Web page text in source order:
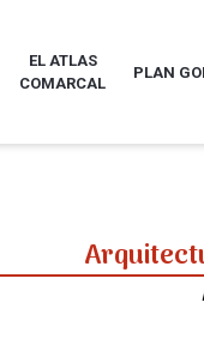
EL ATLAS
COMARCAL
PLAN